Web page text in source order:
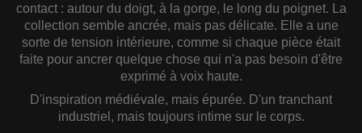
contact : autour du doigt, à la gorge, le long du poignet. La
collection semble ancrée, mais pas délicate. Elle a une
sorte de tension intérieure, comme si chaque pièce était
faite pour ancrer quelque chose qui n'a pas besoin d'être
exprimé à voix haute.
D'inspiration médiévale, mais épurée. D'un tranchant
industriel, mais toujours intime sur le corps.